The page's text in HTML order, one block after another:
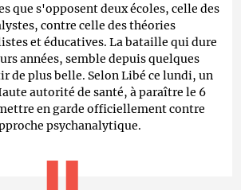
que s'opposent deux écoles, celle des
contre celle des théories
et éducatives. La bataille qui dure
années, semble depuis quelques
de plus belle. Selon Libé ce lundi, un
autorité de santé, à paraître le 6
en garde officiellement contre
psychanalytique.